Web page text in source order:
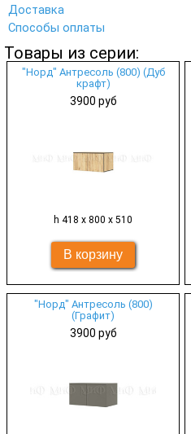
Доставка
Способы оплаты
Товары из серии:
"Норд" Антресоль (800) (Дуб
крафт)
3900 руб
h 418 х 800 х 510
"Норд" Антресоль (800)
(Графит)
3900 руб